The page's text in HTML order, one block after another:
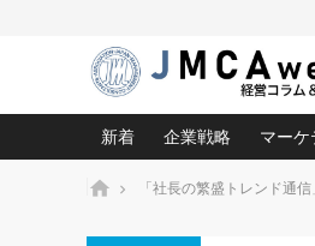
新着 企業戦略
中小企業の「１位
マーケ
ホーム 「社長の繁盛トレンド通信